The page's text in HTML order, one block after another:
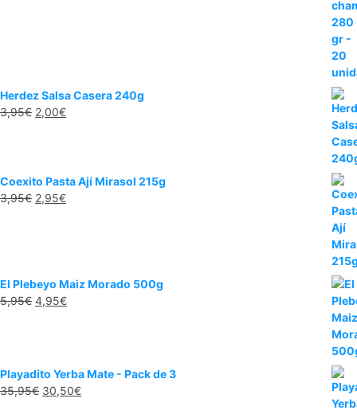
Herdez Salsa Casera 240g
3,95€ 2,00€
Coexito Pasta Ají Mirasol 215g
3,95€ 2,95€
El Plebeyo Maiz Morado 500g
5,95€ 4,95€
Playadito Yerba Mate - Pack de 3
35,95€ 30,50€